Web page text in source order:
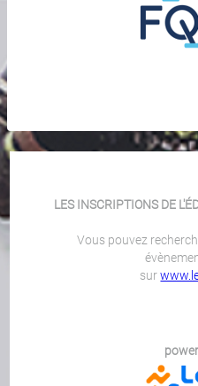
LES INSCRIPTIONS DE
Vous pouvez
sur